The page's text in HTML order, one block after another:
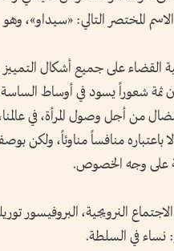
المختصر التالي: «سيداو»، وهو
القضاء على جميع أشكال
ثمة شعوراً يسود في أوساط
من أجل وصول المرأة، في
منافساً مناوئاً، ولكن
على وجه الخصوص.
النرويجية، البروفيسور
نساء في السلطة.